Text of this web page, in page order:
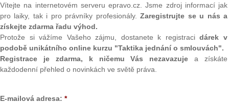
právní věci žalobce S. Press s. r. o., se sídlem v P., proti
zastoupeným Mgr. G. B., advokátkou, se sídlem v P., o
vedené u Městského soudu v Praze pod sp. zn.
Vrchního soudu v Praze ze dne 18. června 2009,
žalobce proti prvnímu výroku rozsudku Vrchního soudu v
546/2008-87, se odmítá v rozsahu, v němž odvolací soud
soudu v Praze ze dne 24. září 2008, č. j. 10 Cm
Vrchního soudu v Praze ze dne 18. června 2009, č. j. 7
té části prvního výroku, kterou odvolací soud potvrdil
Vítejte na internetovém serveru epravo.cz. Jsme zdroj informací jak
pro laiky, tak i pro právníky profesionály.Zaregistrujte se u nás a
získejte zdarma řadu výhod.
Protože si vážíme Vašeho zájmu, dostanete k registracidárek v
podobě unikátního online kurzu "Taktika jednání o smlouvách".
Registrace je zdarma, k ničemu Vás nezavazuje a získáte
každodenní přehled o novinkách ve světě práva.
E-mailová adresa: *